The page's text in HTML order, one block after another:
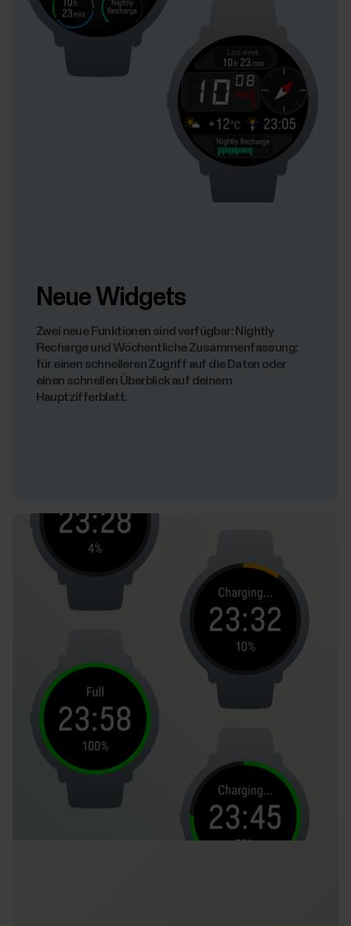
Neue Widgets
Zwei neue Funktionen sind verfügbar: Nightly
Recharge und Wöchentliche Zusammenfassung:
für einen schnelleren Zugriff auf die Daten oder
einen schnellen Überblick auf deinem
Hauptzifferblatt.